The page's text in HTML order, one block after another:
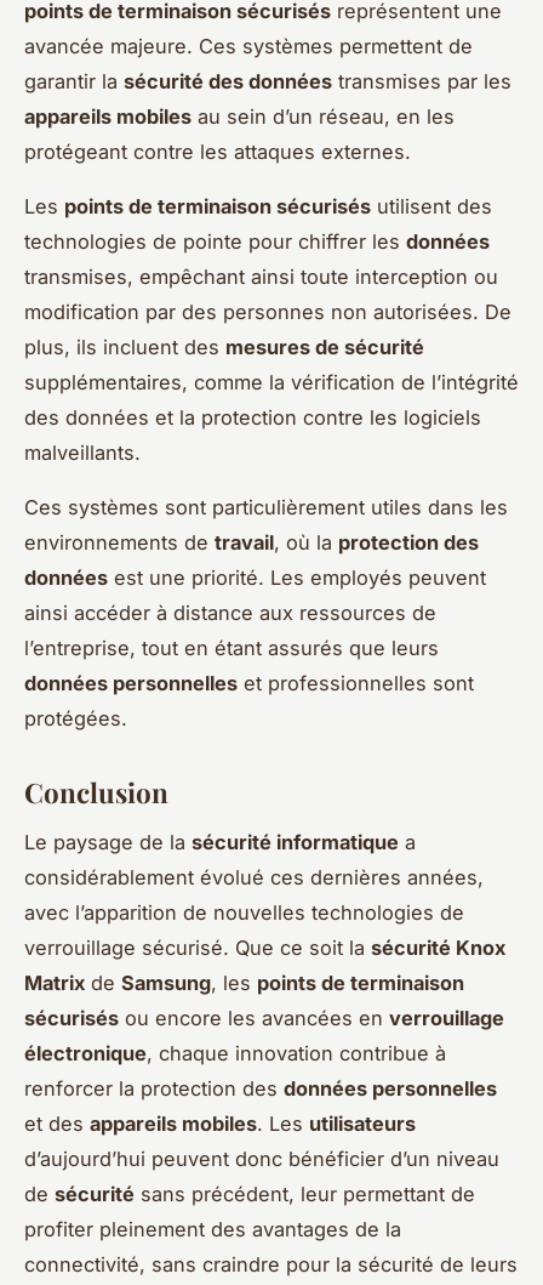
points de terminaison sécurisés représentent une
avancée majeure. Ces systèmes permettent de
garantir la sécurité des données transmises par les
appareils mobiles au sein d’un réseau, en les
protégeant contre les attaques externes.
Les points de terminaison sécurisés utilisent des
technologies de pointe pour chiffrer les données
transmises, empêchant ainsi toute interception ou
modification par des personnes non autorisées. De
plus, ils incluent des mesures de sécurité
supplémentaires, comme la vérification de l’intégrité
des données et la protection contre les logiciels
malveillants.
Ces systèmes sont particulièrement utiles dans les
environnements de travail, où la protection des
données est une priorité. Les employés peuvent
ainsi accéder à distance aux ressources de
l’entreprise, tout en étant assurés que leurs
données personnelles et professionnelles sont
protégées.
Conclusion
Le paysage de la sécurité informatique a
considérablement évolué ces dernières années,
avec l’apparition de nouvelles technologies de
verrouillage sécurisé. Que ce soit la sécurité Knox
Matrix de Samsung, les points de terminaison
sécurisés ou encore les avancées en verrouillage
électronique, chaque innovation contribue à
renforcer la protection des données personnelles
et des appareils mobiles. Les utilisateurs
d’aujourd’hui peuvent donc bénéficier d’un niveau
de sécurité sans précédent, leur permettant de
profiter pleinement des avantages de la
connectivité, sans craindre pour la sécurité de leurs